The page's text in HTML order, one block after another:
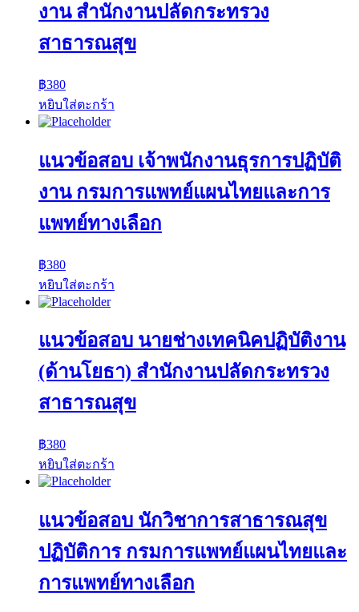
งาน สำนักงานปลัดกระทรวง
สาธารณสุข
฿380
หยิบใส่ตะกร้า
แนวข้อสอบ เจ้าพนักงานธุรการปฏิบัติ
งาน กรมการแพทย์แผนไทยและการ
แพทย์ทางเลือก
฿380
หยิบใส่ตะกร้า
แนวข้อสอบ นายช่างเทคนิคปฏิบัติงาน
(ด้านโยธา) สำนักงานปลัดกระทรวง
สาธารณสุข
฿380
หยิบใส่ตะกร้า
แนวข้อสอบ นักวิชาการสาธารณสุข
ปฏิบัติการ กรมการแพทย์แผนไทยและ
การแพทย์ทางเลือก